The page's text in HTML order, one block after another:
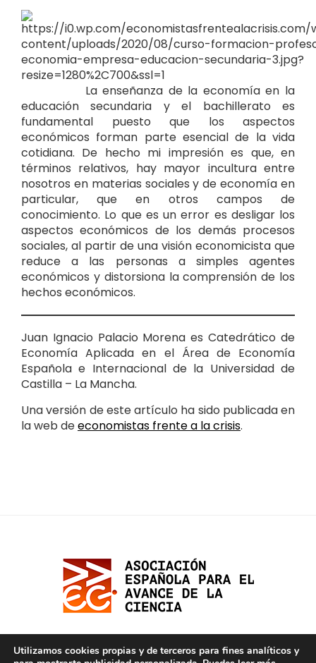
La enseñanza de la economía en la
educación secundaria y el bachillerato es
fundamental puesto que los aspectos
económicos forman parte esencial de la vida
cotidiana. De hecho mi impresión es que, en
términos relativos, hay mayor incultura entre
nosotros en materias sociales y de economía en
particular, que en otros campos de
conocimiento. Lo que es un error es desligar los
aspectos económicos de los demás procesos
sociales, al partir de una visión economicista que
reduce a las personas a simples agentes
económicos y distorsiona la comprensión de los
hechos económicos.
Juan Ignacio Palacio Morena es Catedrático de
Economía Aplicada en el Área de Economía
Española e Internacional de la Universidad de
Castilla – La Mancha.
Una versión de este artículo ha sido publicada en
la web deeconomistas frente a la crisis.
Utilizamos cookies propias y de terceros para fines analíticos y